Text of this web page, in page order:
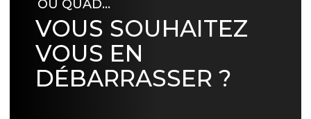
OU QUAD…
VOUS SOUHAITEZ
VOUS EN
DÉBARRASSER ?